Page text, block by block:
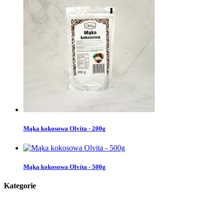
Mąka kokosowa Olvita - 200g
Mąka kokosowa Olvita - 500g
Kategorie